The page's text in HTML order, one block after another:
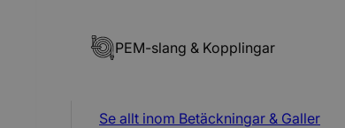
PEM-slang & Kopplingar
Se allt inom Betäckningar & Galler